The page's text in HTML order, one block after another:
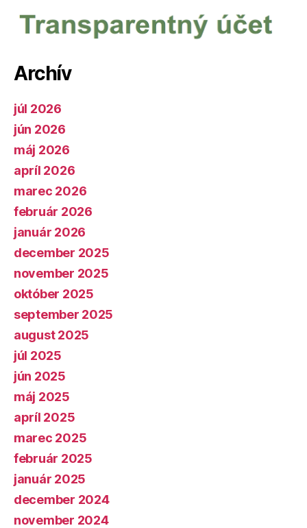
Archív
júl 2026
jún 2026
máj 2026
apríl 2026
marec 2026
február 2026
január 2026
december 2025
november 2025
október 2025
september 2025
august 2025
júl 2025
jún 2025
máj 2025
apríl 2025
marec 2025
február 2025
január 2025
december 2024
november 2024